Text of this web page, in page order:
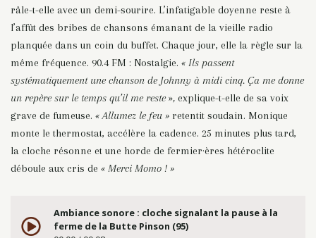
râle-t-elle avec un demi-sourire. L’infatigable doyenne reste à
l’affût des bribes de chansons émanant de la vieille radio
planquée dans un coin du buffet. Chaque jour, elle la règle sur la
même fréquence. 90.4 FM : Nostalgie. « Ils passent
systématiquement une chanson de Johnny à midi cinq. Ça me donne
un repère sur le temps qu’il me reste», explique-t-elle de sa voix
grave de fumeuse. « Allumez le feu » retentit soudain. Monique
monte le thermostat, accélère la cadence. 25 minutes plus tard,
la cloche résonne et une horde de fermier·ères hétéroclite
déboule aux cris de « Merci Momo ! »
Ambiance sonore : cloche signalant la pause à la
ferme de la Butte Pinson (95)